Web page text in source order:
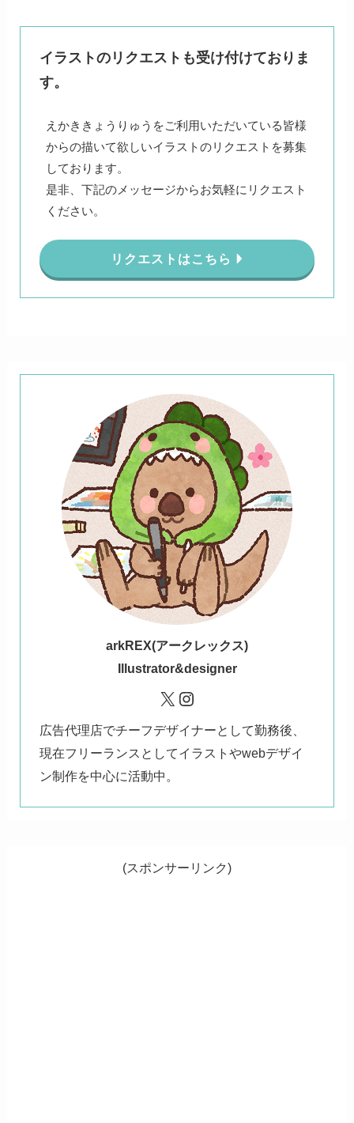
イラストのリクエストも受け付けておりま
す。
えかききょうりゅうをご利用いただいている皆様
からの描いて欲しいイラストのリクエストを募集
しております。
是非、下記のメッセージからお気軽にリクエスト
ください。
リクエストはこちら
arkREX(アークレックス)
Illustrator&designer
X Instagram
広告代理店でチーフデザイナーとして勤務後、
現在フリーランスとしてイラストやwebデザイ
ン制作を中心に活動中。
(スポンサーリンク)